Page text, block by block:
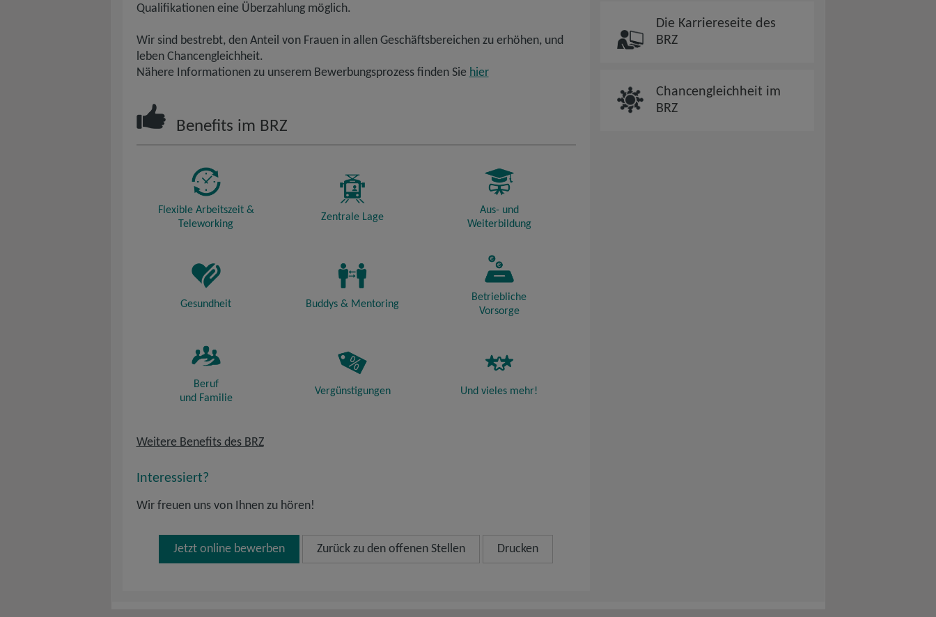
Qualifikationen eine Überzahlung möglich.
Wir sind bestrebt, den Anteil von Frauen in allen Geschäftsbereichen zu erhöhen, und
leben Chancengleichheit.
Nähere Informationen zu unserem Bewerbungsprozess finden Sie hier
Benefits im BRZ
Flexible Arbeitszeit &
Teleworking
Zentrale Lage
Aus- und
Weiterbildung
Gesundheit Buddys & Mentoring
Betriebliche
Vorsorge
Beruf
und Familie
Vergünstigungen Und vieles mehr!
Weitere Benefits des BRZ
Interessiert?
Wir freuen uns von Ihnen zu hören!
Jetzt online bewerben Zurück zu den offenen Stellen Drucken
Die Karriereseite des
BRZ
Chancengleichheit im
BRZ